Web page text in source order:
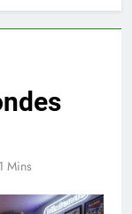
1 Mins